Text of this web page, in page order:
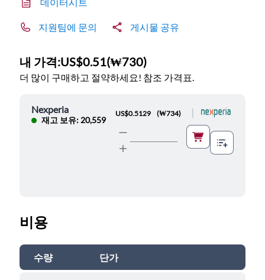
지원팀에 문의 게시물 공유
내 가격:US$0.51(₩730)
더 많이 구매하고 절약하세요! 참조 가격표.
Nexperia
재고 보유: 20,559
US$0.5129 (₩734)
비용
수량 단가